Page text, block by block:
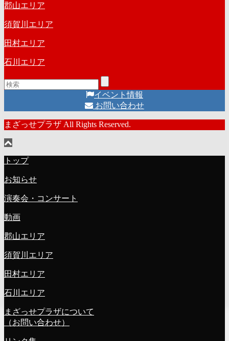
郡山エリア
須賀川エリア
田村エリア
石川エリア
イベント情報
お問い合わせ
まざっせプラザ All Rights Reserved.
トップ
お知らせ
演奏会・コンサート
動画
郡山エリア
須賀川エリア
田村エリア
石川エリア
まざっせプラザについて
（お問い合わせ）